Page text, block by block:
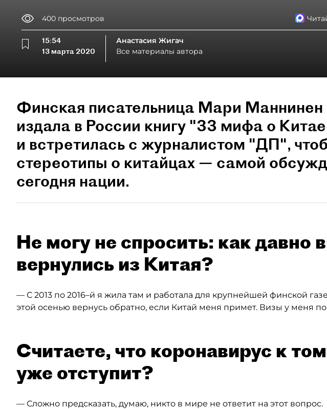
400 просмотров
15:54
13 марта 2020
Анастасия Жигач
Все материалы автора
Финская писательница Мари Маннинен
издала в России книгу "33 мифа о
и встретилась с журналистом "ДП",
стереотипы о китайцах — самой
сегодня нации.
Не могу не спросить: как давно
вернулись из Китая?
— С 2013 по 2016–й я жила там и работала для крупнейшей финской
этой осенью вернусь обратно, если Китай меня примет. Визы у меня
Считаете, что коронавирус к
уже отступит?
— Сложно предсказать, думаю, никто в мире не ответит на этот вопрос.